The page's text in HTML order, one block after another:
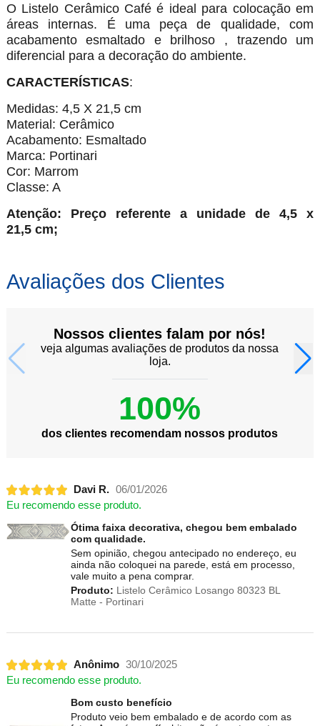
O Listelo Cerâmico Café é ideal para colocação em
áreas internas. É uma peça de qualidade, com
acabamento esmaltado e brilhoso , trazendo um
diferencial para a decoração do ambiente.
CARACTERÍSTICAS:
Medidas: 4,5 X 21,5 cm
Material: Cerâmico
Acabamento: Esmaltado
Marca: Portinari
Cor: Marrom
Classe: A
Atenção: Preço referente a unidade de 4,5 x
21,5 cm;
Avaliações dos Clientes
Nossos clientes falam por nós!
veja algumas avaliações de produtos da nossa
loja.
100%
dos clientes recomendam nossos produtos
Davi R. 06/01/2026
Eu recomendo esse produto.
Ótima faixa decorativa, chegou bem embalado
com qualidade.
Sem opinião, chegou antecipado no endereço, eu
ainda não coloquei na parede, está em processo,
vale muito a pena comprar.
Produto: Listelo Cerâmico Losango 80323 BL
Matte - Portinari
Anônimo 30/10/2025
Eu recomendo esse produto.
Bom custo benefício
Produto veio bem embalado e de acordo com as